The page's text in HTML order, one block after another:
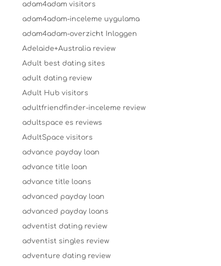
adam4adam visitors
adam4adam-inceleme uygulama
adam4adam-overzicht Inloggen
Adelaide+Australia review
Adult best dating sites
adult dating review
Adult Hub visitors
adultfriendfinder-inceleme review
adultspace es reviews
AdultSpace visitors
advance payday loan
advance title loan
advance title loans
advanced payday loan
advanced payday loans
adventist dating review
adventist singles review
adventure dating review